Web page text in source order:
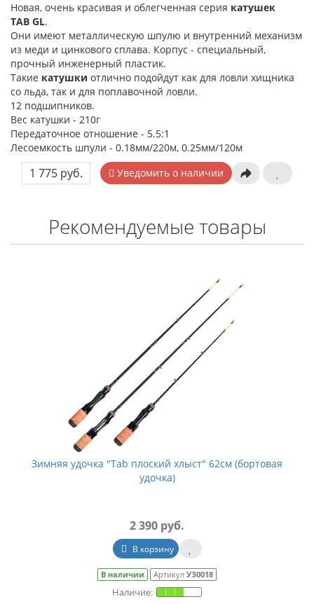
Новая, очень красивая и облегченная серия катушек
TAB GL.
Они имеют металлическую шпулю и внутренний механизм
из меди и цинкового сплава. Корпус - специальный,
прочный инженерный пластик.
Такие катушки отлично подойдут как для ловли хищника
со льда, так и для поплавочной ловли.
12 подшипников.
Вес катушки - 210г
Передаточное отношение - 5.5:1
Лесоемкость шпули - 0.18мм/220м, 0.25мм/120м
1 775 руб. Уведомить о наличии
Рекомендуемые товары
Зимняя удочка "Tab плоский хлыст" 62см (бортовая
удочка)
2 390 руб.
В корзину
В наличии Артикул УЗ0018